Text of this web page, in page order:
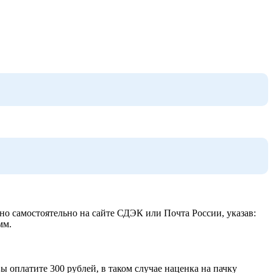
самостоятельно на сайте СДЭК или Почта России, указав:
оплатите 300 рублей, в таком случае наценка на пачку